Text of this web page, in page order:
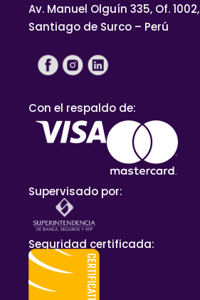
Av. Manuel Olguín 335, Of. 1002,
Santiago de Surco – Perú
Con el respaldo de:
Supervisado por:
Seguridad certificada: